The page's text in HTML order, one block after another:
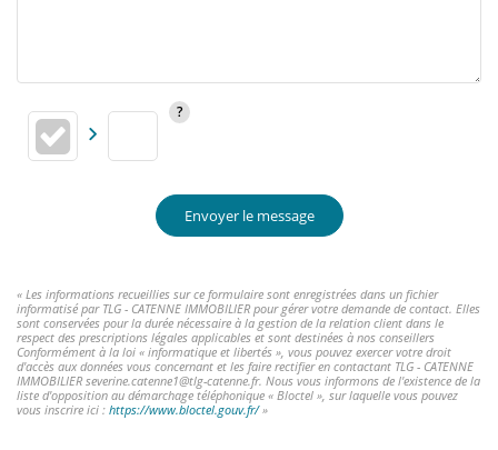
Envoyer le message
« Les informations recueillies sur ce formulaire sont enregistrées dans un fichier
informatisé par TLG - CATENNE IMMOBILIER pour gérer votre demande de contact. Elles
sont conservées pour la durée nécessaire à la gestion de la relation client dans le
respect des prescriptions légales applicables et sont destinées à nos conseillers
Conformément à la loi « informatique et libertés », vous pouvez exercer votre droit
d'accès aux données vous concernant et les faire rectifier en contactant TLG - CATENNE
IMMOBILIER severine.catenne1@tlg-catenne.fr. Nous vous informons de l'existence de la
liste d'opposition au démarchage téléphonique « Bloctel », sur laquelle vous pouvez
vous inscrire ici : https://www.bloctel.gouv.fr/»